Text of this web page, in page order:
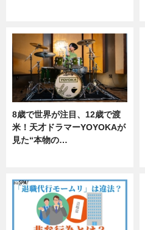
8歳で世界が注目、12歳で渡
米！天才ドラマーYOYOKAが
見た“本物の…